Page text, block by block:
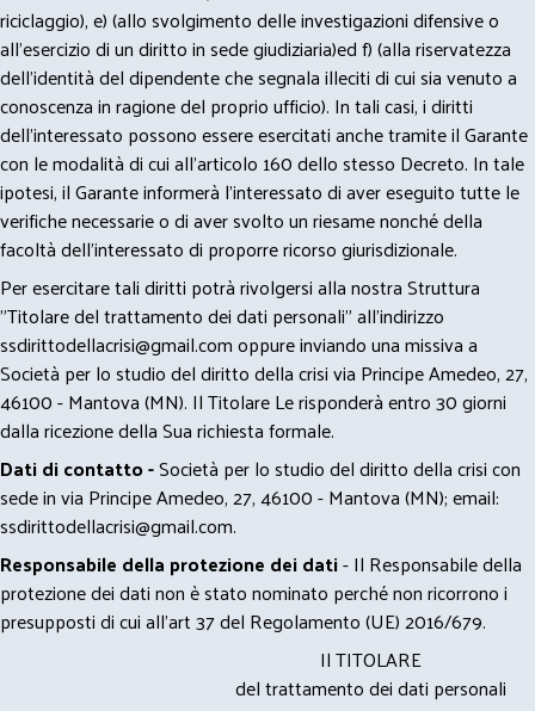
riciclaggio), e) (allo svolgimento delle investigazioni difensive o
all’esercizio di un diritto in sede giudiziaria)ed f) (alla riservatezza
dell’identità del dipendente che segnala illeciti di cui sia venuto a
conoscenza in ragione del proprio ufficio). In tali casi, i diritti
dell’interessato possono essere esercitati anche tramite il Garante
con le modalità di cui all’articolo 160 dello stesso Decreto. In tale
ipotesi, il Garante informerà l’interessato di aver eseguito tutte le
verifiche necessarie o di aver svolto un riesame nonché della
facoltà dell’interessato di proporre ricorso giurisdizionale.
Per esercitare tali diritti potrà rivolgersi alla nostra Struttura
"Titolare del trattamento dei dati personali" all'indirizzo
ssdirittodellacrisi@gmail.comoppure inviando una missiva a
Società per lo studio del diritto della crisi via Principe Amedeo, 27,
46100 - Mantova (MN). Il Titolare Le risponderà entro 30 giorni
dalla ricezione della Sua richiesta formale.
Dati di contatto -Società per lo studio del diritto della crisi con
sede in via Principe Amedeo, 27, 46100 - Mantova (MN); email:
ssdirittodellacrisi@gmail.com.
Responsabile della protezione dei dati- Il Responsabile della
protezione dei dati non è stato nominato perché non ricorrono i
presupposti di cui all’art 37 del Regolamento (UE) 2016/679.
Il TITOLARE
del trattamento dei dati personali